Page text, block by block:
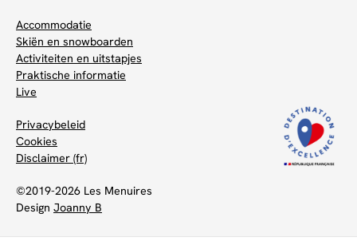
Accommodatie
Skiën en snowboarden
Activiteiten en uitstapjes
Praktische informatie
Live
Privacybeleid
Cookies
Disclaimer (fr)
©2019-2026 Les Menuires
Design Joanny B